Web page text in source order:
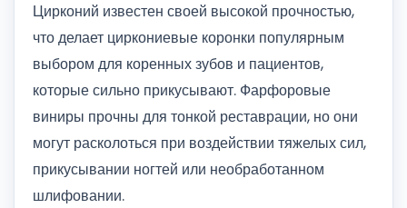
Цирконий известен своей высокой прочностью,
что делает циркониевые коронки популярным
выбором для коренных зубов и пациентов,
которые сильно прикусывают. Фарфоровые
виниры прочны для тонкой реставрации, но они
могут расколоться при воздействии тяжелых сил,
прикусывании ногтей или необработанном
шлифовании.